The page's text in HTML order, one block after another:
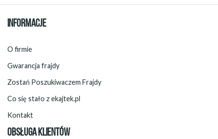
INFORMACJE
O firmie
Gwarancja frajdy
Zostań Poszukiwaczem Frajdy
Co się stało z ekajtek.pl
Kontakt
OBSŁUGA KLIENTÓW